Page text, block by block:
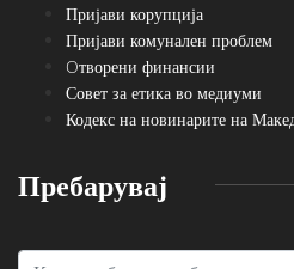
Пријави корупција
Пријави комунален проблем
Oтворени финансии
Совет за етика во медиуми
Кодекс на новинарите на
Пребарувај